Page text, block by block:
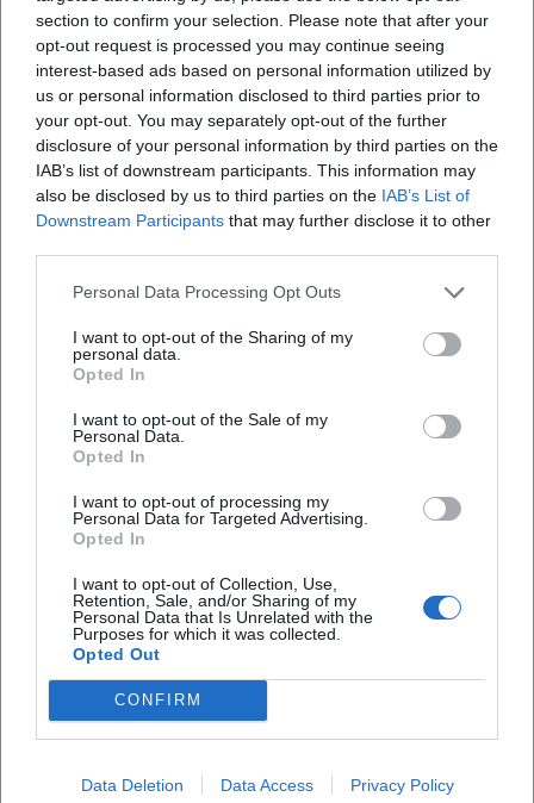
section to confirm your selection. Please note that after your
opt-out request is processed you may continue seeing
interest-based ads based on personal information utilized by
us or personal information disclosed to third parties prior to
your opt-out. You may separately opt-out of the further
disclosure of your personal information by third parties on the
IAB’s list of downstream participants. This information may
also be disclosed by us to third parties on the IAB’s List of
Downstream Participants that may further disclose it to other
Personal Data Processing Opt Outs
I want to opt-out of the Sharing of my
personal data.
Opted In
I want to opt-out of the Sale of my
Personal Data.
Opted In
I want to opt-out of processing my
Personal Data for Targeted Advertising.
Opted In
I want to opt-out of Collection, Use,
Retention, Sale, and/or Sharing of my
Personal Data that Is Unrelated with the
Purposes for which it was collected.
Opted Out
CONFIRM
Data Deletion Data Access Privacy Policy
Formate öffnen den Kanon für neue Hörerinnen und Hörer.
In Medienpartnerschaften und Streaming-Formaten macht
das Ensemble seine künstlerische Arbeit weltweit
zugänglich. Kuratierte Film- und Konzertreihen
dokumentieren Zyklen (etwa Martinů) und signifikante
Projekte der letzten Jahre. Diese Sichtbarkeit, verbunden
mit verlässlicher Qualitätssicherung und dokumentierter
Repertoirekompetenz, stärkt die Autorität des Orchesters
Residenzen, Livestreams
Im Jahr der Tschechischen Musik 2024 setzte die
Tschechische Philharmonie in Europa und Nordamerika
Akzente mit Smetana, Dvořák und Janáček.
Dokumentationen, Konzertaufzeichnungen und kuratierte
Programme bündelten das tschechische Erbe für ein
Orchester digitale Formate mit Livestreams bedeutender
Programmhighlights aus dem Rudolfinum, um die
2025/26 erweiterten Gastdirigate und thematische Reihen
– von Beethoven-Projekten bis zu Prager
Traditionsprogrammen – das Profil. Die Kombination aus
Premium-Konzertserien im Rudolfinum, internationalen
Gastspielen und pädagogischer Arbeit mit der
Orchesterakademie positioniert das Ensemble als
Kritische Rezeption: Presse-Resonanz und Auszeichnungen